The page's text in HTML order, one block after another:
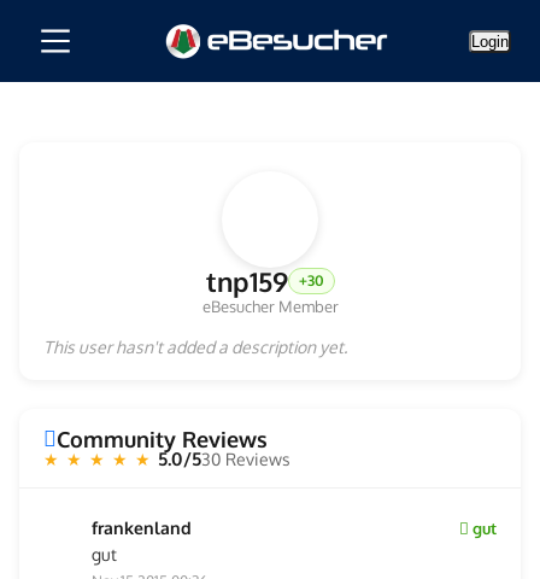
Login
tnp159 +30
eBesucher Member
This user hasn't added a description yet.
Community Reviews
★ ★ ★ ★ ★ 5.0/530 Reviews
frankenland gut
gut